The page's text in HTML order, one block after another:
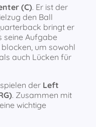
(C). Er ist der
den Ball
bringt er
seine Aufgabe
um sowohl
auch Lücken für
der Left
. Zusammen mit
wichtige